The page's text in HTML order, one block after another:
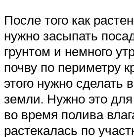
После того как
нужно засыпать
грунтом и немного
почву по периметру
этого нужно сделать
земли. Нужно это для
во время полива
растекалась по